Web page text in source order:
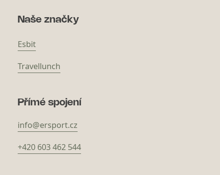
Naše značky
Esbit
Travellunch
Přímé spojení
info@ersport.cz
+420 603 462 544